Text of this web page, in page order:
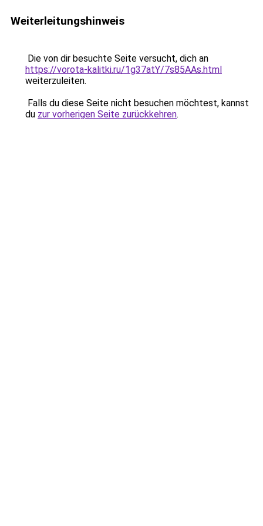
Weiterleitungshinweis
Die von dir besuchte Seite versucht, dich an
https://vorota-kalitki.ru/1g37atY/7s85AAs.html
weiterzuleiten.
Falls du diese Seite nicht besuchen möchtest, kannst
du zur vorherigen Seite zurückkehren.